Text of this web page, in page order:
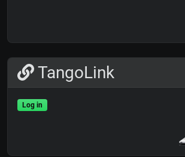
TangoLink
Log in